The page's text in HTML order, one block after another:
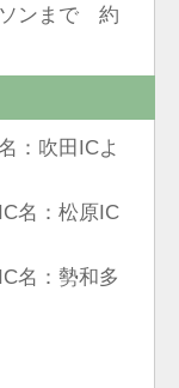
ンまで 約
：吹田ICよ
名：松原IC
名：勢和多